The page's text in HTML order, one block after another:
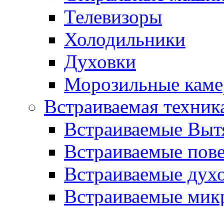
Телевизоры
Холодильники
Духовки
Морозильные
Встраиваемая
Встраиваемые
Встраиваемые
Встраиваемые
Встраиваемые